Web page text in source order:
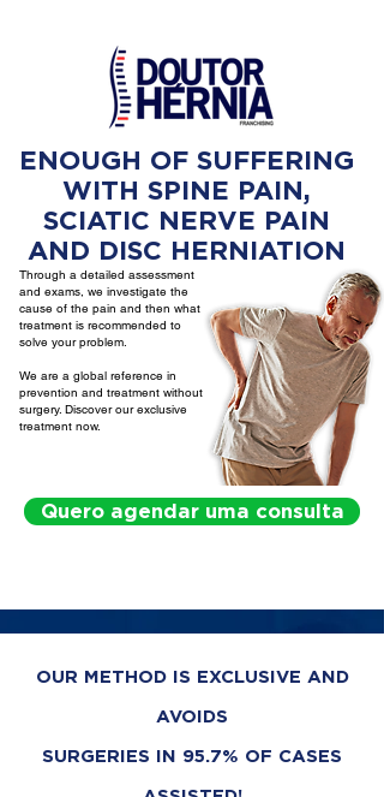
ENOUGH OF SUFFERING
WITH SPINE PAIN,
SCIATIC NERVE PAIN
AND DISC HERNIATION
Through a detailed assessment
and exams, we investigate the
cause of the pain and then what
treatment is recommended to
solve your problem.
We are a global reference in
prevention and treatment without
surgery. Discover our exclusive
treatment now.
Quero agendar uma consulta
OUR METHOD IS EXCLUSIVE AND
AVOIDS
SURGERIES IN 95.7% OF CASES